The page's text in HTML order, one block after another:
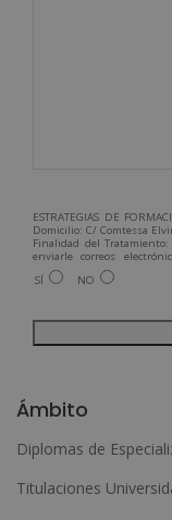
ESTRATEGIAS DE
Domicilio: C/ Comtessa
Finalidad del
enviarle correos
ofrecidos y otros tipo de
Legitimación del
Para más información
Desea recibir información
SÍ NO
e
r
Ámbito
Diplomas de
Titulaciones